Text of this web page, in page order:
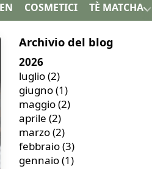
COSMETICI TÈ MATCHA
Archivio del blog
2026
luglio(2)
giugno(1)
maggio(2)
aprile (2)
marzo(2)
febbraio(3)
gennaio(1)